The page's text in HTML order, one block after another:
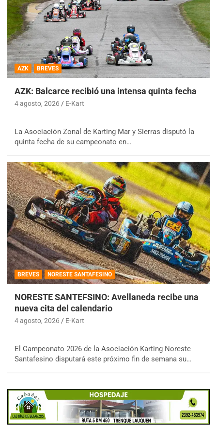
AZK BREVES
AZK: Balcarce recibió una intensa quinta fecha
4 agosto, 2026 E-Kart
La Asociación Zonal de Karting Mar y Sierras disputó la
quinta fecha de su campeonato en…
BREVES NORESTE SANTAFESINO
NORESTE SANTEFSINO: Avellaneda recibe una
nueva cita del calendario
4 agosto, 2026 E-Kart
El Campeonato 2026 de la Asociación Karting Noreste
Santafesino disputará este próximo fin de semana su…